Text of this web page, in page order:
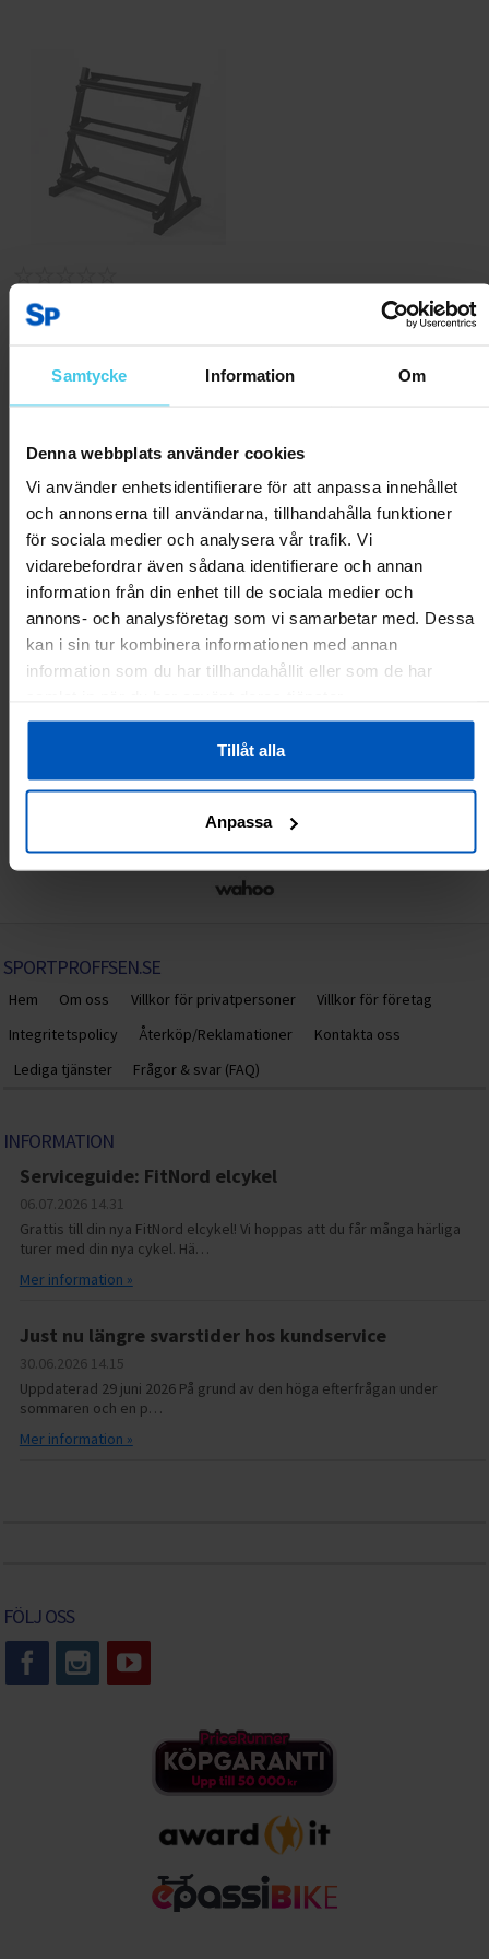
Samtycke Information Om
Denna webbplats använder cookies
Vi använder enhetsidentifierare för att anpassa innehållet
och annonserna till användarna, tillhandahålla funktioner
för sociala medier och analysera vår trafik. Vi
vidarebefordrar även sådana identifierare och annan
information från din enhet till de sociala medier och
annons- och analysföretag som vi samarbetar med. Dessa
kan i sin tur kombinera informationen med annan
information som du har tillhandahållit eller som de har
Tillåt alla
Anpassa
93 cm
SPORTPROFFSEN.SE
Hem Om oss Villkor för privatpersoner
Villkor för företag
Integritetspolicy
Återköp/Reklamationer
Kontakta oss
Lediga tjänster
Frågor & svar (FAQ)
INFORMATION
Serviceguide: FitNord elcykel
06.07.2026 14.31
Grattis till din nya FitNord elcykel! Vi hoppas att du får många härliga
turer med din nya cykel. Hä…
Mer information »
Just nu längre svarstider hos kundservice
30.06.2026 14.15
Uppdaterad 29 juni 2026 På grund av den höga efterfrågan under
sommaren och en p…
Mer information »
FÖLJ OSS